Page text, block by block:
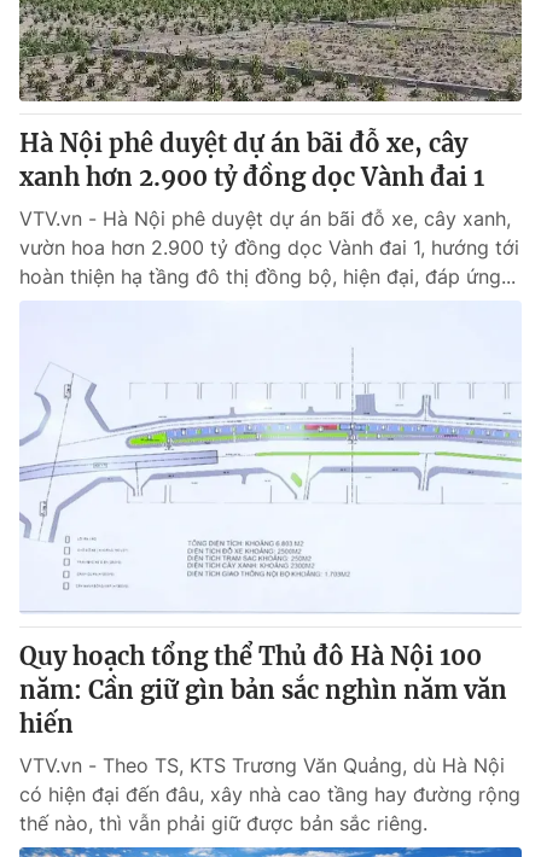
Hà Nội phê duyệt dự án bãi đỗ xe, cây
xanh hơn 2.900 tỷ đồng dọc Vành đai 1
VTV.vn - Hà Nội phê duyệt dự án bãi đỗ xe, cây xanh,
vườn hoa hơn 2.900 tỷ đồng dọc Vành đai 1, hướng tới
hoàn thiện hạ tầng đô thị đồng bộ, hiện đại, đáp ứng...
Quy hoạch tổng thể Thủ đô Hà Nội 100
năm: Cần giữ gìn bản sắc nghìn năm văn
hiến
VTV.vn - Theo TS, KTS Trương Văn Quảng, dù Hà Nội
có hiện đại đến đâu, xây nhà cao tầng hay đường rộng
thế nào, thì vẫn phải giữ được bản sắc riêng.